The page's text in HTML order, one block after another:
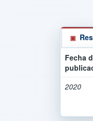
Fecha
2020